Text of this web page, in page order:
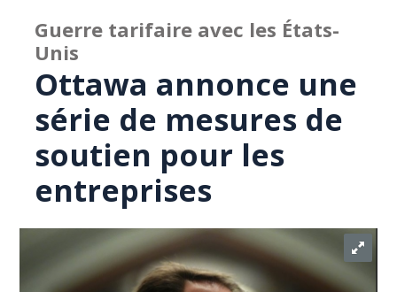
Guerre tarifaire avec les États-
Unis
Ottawa annonce une
série de mesures de
soutien pour les
entreprises